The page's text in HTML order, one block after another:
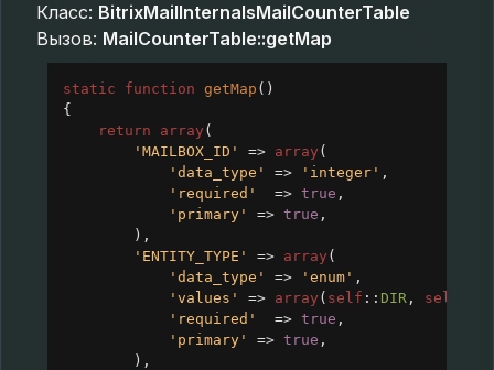
Класс: BitrixMailInternalsMailCounterTable
Вызов: MailCounterTable::getMap
static function getMap ()
{
return
array (
'MAILBOX_ID'
=> array (
'data_type'
=> 'integer' ,
'required'
=> true ,
'primary'
=> true ,
),
'ENTITY_TYPE'
=> array (
'data_type'
=> 'enum' ,
'values'
=> array ( self :: DIR , self
'required'
=> true ,
'primary'
=> true ,
),